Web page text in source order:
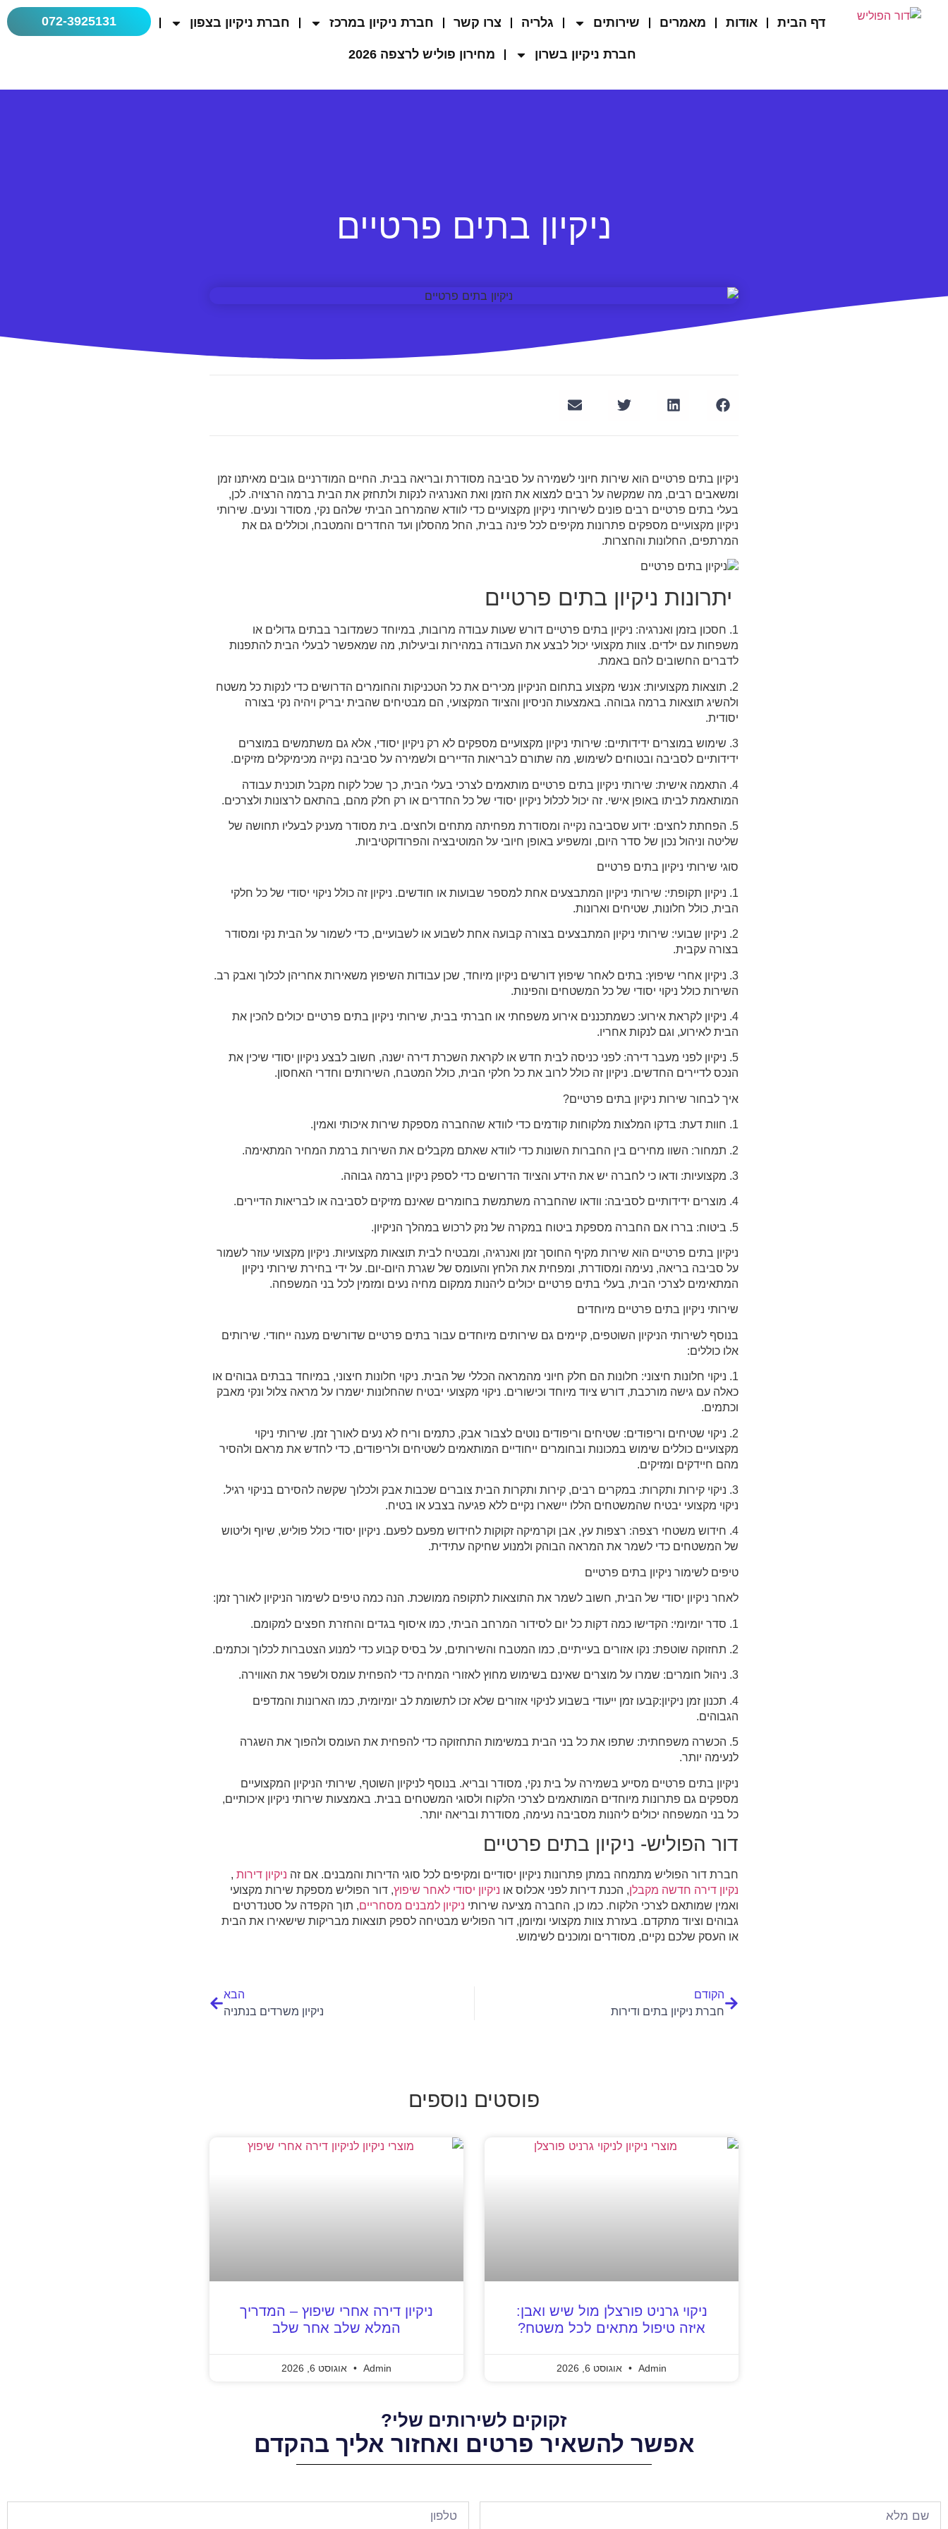
דף הבית אודות מאמרים שירותים גלריה צרו קשר חברת ניקיון במרכז חברת ניקיון בצפון
חברת ניקיון בשרון מחירון פוליש לרצפה 2026
072-3925131
ניקיון בתים פרטיים
ניקיון בתים פרטיים הוא שירות חיוני לשמירה על סביבה מסודרת ובריאה בבית. החיים המודרניים גובים מאיתנו זמן
ומשאבים רבים, מה שמקשה על רבים למצוא את הזמן ואת האנרגיה לנקות ולתחזק את הבית ברמה הרצויה. לכן,
בעלי בתים פרטיים רבים פונים לשירותי ניקיון מקצועיים כדי לוודא שהמרחב הביתי שלהם נקי, מסודר ונעים. שירותי
ניקיון מקצועיים מספקים פתרונות מקיפים לכל פינה בבית, החל מהסלון ועד החדרים והמטבח, וכוללים גם את
המרתפים, החלונות והחצרות.
יתרונות ניקיון בתים פרטיים
1. חסכון בזמן ואנרגיה: ניקיון בתים פרטיים דורש שעות עבודה מרובות, במיוחד כשמדובר בבתים גדולים או
משפחות עם ילדים. צוות מקצועי יכול לבצע את העבודה במהירות וביעילות, מה שמאפשר לבעלי הבית להתפנות
לדברים החשובים להם באמת.
2. תוצאות מקצועיות: אנשי מקצוע בתחום הניקיון מכירים את כל הטכניקות והחומרים הדרושים כדי לנקות כל משטח
ולהשיג תוצאות ברמה גבוהה. באמצעות הניסיון והציוד המקצועי, הם מבטיחים שהבית יבריק ויהיה נקי בצורה
יסודית.
3. שימוש במוצרים ידידותיים: שירותי ניקיון מקצועיים מספקים לא רק ניקיון יסודי, אלא גם משתמשים במוצרים
ידידותיים לסביבה ובטוחים לשימוש, מה שתורם לבריאות הדיירים ולשמירה על סביבה נקייה מכימיקלים מזיקים.
4. התאמה אישית: שירותי ניקיון בתים פרטיים מותאמים לצרכי בעלי הבית, כך שכל לקוח מקבל תוכנית עבודה
המותאמת לביתו באופן אישי. זה יכול לכלול ניקיון יסודי של כל החדרים או רק חלק מהם, בהתאם לרצונות ולצרכים.
5. הפחתת לחצים: ידוע שסביבה נקייה ומסודרת מפחיתה מתחים ולחצים. בית מסודר מעניק לבעליו תחושה של
שליטה וניהול נכון של סדר היום, ומשפיע באופן חיובי על המוטיבציה והפרודוקטיביות.
סוגי שירותי ניקיון בתים פרטיים
1. ניקיון תקופתי: שירותי ניקיון המתבצעים אחת למספר שבועות או חודשים. ניקיון זה כולל ניקוי יסודי של כל חלקי
הבית, כולל חלונות, שטיחים וארונות.
2. ניקיון שבועי: שירותי ניקיון המתבצעים בצורה קבועה אחת לשבוע או לשבועיים, כדי לשמור על הבית נקי ומסודר
בצורה עקבית.
3. ניקיון אחרי שיפוץ: בתים לאחר שיפוץ דורשים ניקיון מיוחד, שכן עבודות השיפוץ משאירות אחריהן לכלוך ואבק רב.
השירות כולל ניקוי יסודי של כל המשטחים והפינות.
4. ניקיון לקראת אירוע: כשמתכננים אירוע משפחתי או חברתי בבית, שירותי ניקיון בתים פרטיים יכולים להכין את
הבית לאירוע, וגם לנקות אחריו.
5. ניקיון לפני מעבר דירה: לפני כניסה לבית חדש או לקראת השכרת דירה ישנה, חשוב לבצע ניקיון יסודי שיכין את
הנכס לדיירים החדשים. ניקיון זה כולל לרוב את כל חלקי הבית, כולל המטבח, השירותים וחדרי האחסון.
איך לבחור שירות ניקיון בתים פרטיים?
1. חוות דעת: בדקו המלצות מלקוחות קודמים כדי לוודא שהחברה מספקת שירות איכותי ואמין.
2. תמחור: השוו מחירים בין החברות השונות כדי לוודא שאתם מקבלים את השירות ברמת המחיר המתאימה.
3. מקצועיות: ודאו כי לחברה יש את הידע והציוד הדרושים כדי לספק ניקיון ברמה גבוהה.
4. מוצרים ידידותיים לסביבה: וודאו שהחברה משתמשת בחומרים שאינם מזיקים לסביבה או לבריאות הדיירים.
5. ביטוח: בררו אם החברה מספקת ביטוח במקרה של נזק לרכוש במהלך הניקיון.
ניקיון בתים פרטיים הוא שירות מקיף החוסך זמן ואנרגיה, ומבטיח לבית תוצאות מקצועיות. ניקיון מקצועי עוזר לשמור
על סביבה בריאה, נעימה ומסודרת, ומפחית את הלחץ והעומס של שגרת היום-יום. על ידי בחירת שירותי ניקיון
המתאימים לצרכי הבית, בעלי בתים פרטיים יכולים ליהנות ממקום מחיה נעים ומזמין לכל בני המשפחה.
שירותי ניקיון בתים פרטיים מיוחדים
בנוסף לשירותי הניקיון השוטפים, קיימים גם שירותים מיוחדים עבור בתים פרטיים שדורשים מענה ייחודי. שירותים
אלו כוללים:
1. ניקוי חלונות חיצוני: חלונות הם חלק חיוני מהמראה הכללי של הבית. ניקוי חלונות חיצוני, במיוחד בבתים גבוהים או
כאלה עם גישה מורכבת, דורש ציוד מיוחד וכישורים. ניקוי מקצועי יבטיח שהחלונות ישמרו על מראה צלול ונקי מאבק
וכתמים.
2. ניקוי שטיחים וריפודים: שטיחים וריפודים נוטים לצבור אבק, כתמים וריח לא נעים לאורך זמן. שירותי ניקוי
מקצועיים כוללים שימוש במכונות ובחומרים ייחודיים המותאמים לשטיחים ולריפודים, כדי לחדש את מראם ולהסיר
מהם חיידקים ומזיקים.
3. ניקוי קירות ותקרות: במקרים רבים, קירות ותקרות הבית צוברים שכבות אבק ולכלוך שקשה להסירם בניקוי רגיל.
ניקוי מקצועי יבטיח שהמשטחים הללו יישארו נקיים ללא פגיעה בצבע או בטיח.
4. חידוש משטחי רצפה: רצפות עץ, אבן וקרמיקה זקוקות לחידוש מפעם לפעם. ניקיון יסודי כולל פוליש, שיוף וליטוש
של המשטחים כדי לשמר את המראה הבוהק ולמנוע שחיקה עתידית.
טיפים לשימור ניקיון בתים פרטיים
לאחר ניקיון יסודי של הבית, חשוב לשמר את התוצאות לתקופה ממושכת. הנה כמה טיפים לשימור הניקיון לאורך זמן:
1. סדר יומיומי: הקדישו כמה דקות כל יום לסידור המרחב הביתי, כמו איסוף בגדים והחזרת חפצים למקומם.
2. תחזוקה שוטפת: נקו אזורים בעייתיים, כמו המטבח והשירותים, על בסיס קבוע כדי למנוע הצטברות לכלוך וכתמים.
3. ניהול חומרים: שמרו על מוצרים שאינם בשימוש מחוץ לאזורי המחיה כדי להפחית עומס ולשפר את האווירה.
4. תכנון זמן ניקיון:קבעו זמן ייעודי בשבוע לניקוי אזורים שלא זכו לתשומת לב יומיומית, כמו הארונות והמדפים
הגבוהים.
5. הכשרה משפחתית: שתפו את כל בני הבית במשימות התחזוקה כדי להפחית את העומס ולהפוך את השגרה
לנעימה יותר.
ניקיון בתים פרטיים מסייע בשמירה על בית נקי, מסודר ובריא. בנוסף לניקיון השוטף, שירותי הניקיון המקצועיים
מספקים גם פתרונות מיוחדים המותאמים לצרכי הלקוח ולסוגי המשטחים בבית. באמצעות שירותי ניקיון איכותיים,
כל בני המשפחה יכולים ליהנות מסביבה נעימה, מסודרת ובריאה יותר.
דור הפוליש- ניקיון בתים פרטיים
חברת דור הפוליש מתמחה במתן פתרונות ניקיון יסודיים ומקיפים לכל סוגי הדירות והמבנים. אם זה ניקיון דירות ,
נקיון דירה חדשה מקבלן, הכנת דירות לפני אכלוס או ניקיון יסודי לאחר שיפוץ, דור הפוליש מספקת שירות מקצועי
ואמין שמותאם לצרכי הלקוח. כמו כן, החברה מציעה שירותי ניקיון למבנים מסחריים, תוך הקפדה על סטנדרטים
גבוהים וציוד מתקדם. בעזרת צוות מקצועי ומיומן, דור הפוליש מבטיחה לספק תוצאות מבריקות שישאירו את הבית
או העסק שלכם נקיים, מסודרים ומוכנים לשימוש.
הקודם
חברת ניקיון בתים ודירות
הבא
ניקיון משרדים בנתניה
פוסטים נוספים
ניקוי גרניט פורצלן מול שיש ואבן:
איזה טיפול מתאים לכל משטח?
Admin אוגוסט 6, 2026
ניקיון דירה אחרי שיפוץ – המדריך
המלא שלב אחר שלב
Admin אוגוסט 6, 2026
זקוקים לשירותים שלי?
אפשר להשאיר פרטים ואחזור אליך בהקדם